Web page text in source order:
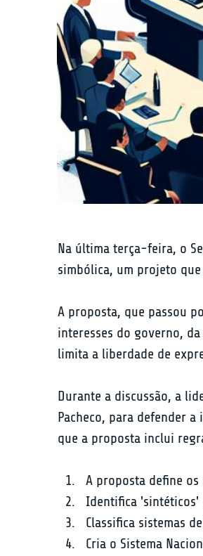
Na última terça-feira, o
simbólica, um projeto
A proposta, que passou
interesses do governo,
limita a liberdade de
Durante a discussão, a
Pacheco, para defender
que a proposta inclui
A proposta define os
Identifica 'sintéticos'
Classifica sistemas
Cria o Sistema